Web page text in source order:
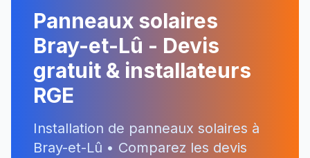
Panneaux solaires
Bray-et-Lû - Devis
gratuit & installateurs
RGE
Installation de panneaux solaires à
Bray-et-Lû • Comparez les devis